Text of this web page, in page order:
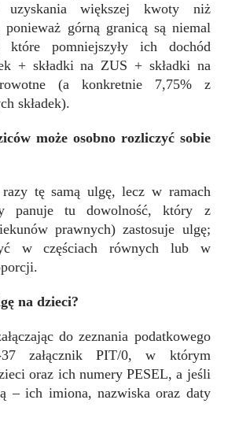
uzyskania większej kwoty niż
ponieważ górną granicą są niemal
które pomniejszyły ich dochód
+ składki na ZUS + składki na
(a konkretnie 7,75% z
składek).
może osobno rozliczyć sobie
tę samą ulgę, lecz w ramach
panuje tu dowolność, który z
prawnych) zastosuje ulgę;
w częściach równych lub w
na dzieci?
do zeznania podatkowego
załącznik PIT/0, w którym
oraz ich numery PESEL, a jeśli
– ich imiona, nazwiska oraz daty